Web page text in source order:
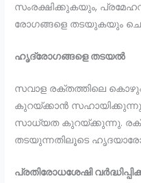
സംരക്ഷിക്കുകയും,
രോഗങ്ങളെ തടയുകയും
ഹൃദ്രോഗങ്ങളെ തടയൽ
സവാള രക്തത്തിലെ
കുറയ്ക്കാൻ
സാധ്യത കുറയ്ക്കുന്നു.
തടയുന്നതിലൂടെ
പ്രതിരോധശേഷി